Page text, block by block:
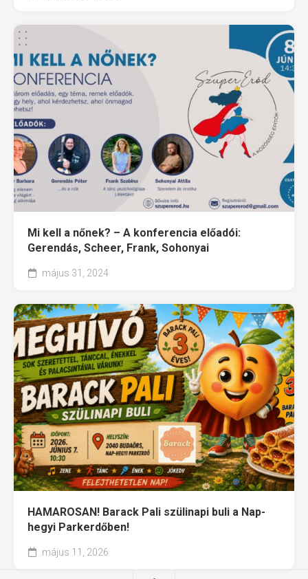
Mi kell a nőnek? – A konferencia előadói:
Gerendás, Scheer, Frank, Sohonyai
május 31, 2024
HAMAROSAN! Barack Pali szülinapi buli a Nap-
hegyi Parkerdőben!
május 11, 2026